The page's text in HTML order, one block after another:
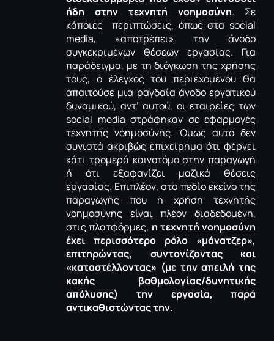
ήδη στην τεχνητή νοημοσύνη. Σε
κάποιες περιπτώσεις, όπως στα social
media, «αποτρέπει» την άνοδο
συγκεκριμένων θέσεων εργασίας. Για
παράδειγμα, με τη διόγκωση της χρήσης
τους, ο έλεγχος του περιεχομένου θα
απαιτούσε μια ραγδαία άνοδο εργατικού
δυναμικού, αντ’ αυτού, οι εταιρείες των
social media στράφηκαν σε εφαρμογές
τεχνητής νοημοσύνης. Όμως αυτό δεν
συνιστά ακριβώς επιχείρημα ότι φέρνει
κάτι τρομερά καινοτόμο στην παραγωγή
ή ότι εξαφανίζει μαζικά θέσεις
εργασίας. Επιπλέον, στο πεδίο εκείνο της
παραγωγής που η χρήση τεχνητής
νοημοσύνης είναι πλέον διαδεδομένη,
στις πλατφόρμες, η τεχνητή νοημοσύνη
έχει περισσότερο ρόλο «μάνατζερ»,
επιτηρώντας, συντονίζοντας και
«καταστέλλοντας» (με την απειλή της
κακής βαθμολογίας/δυνητικής
απόλυσης) την εργασία, παρά
αντικαθιστώντας την.